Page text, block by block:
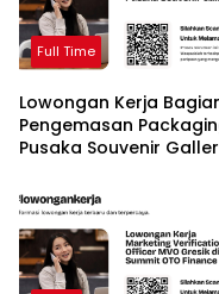
Full Time
Lowongan Kerja
Pengemasan Packaging di
Pusaka Souvenir